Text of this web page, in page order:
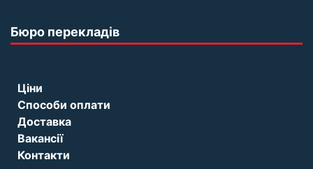
Бюро перекладів
Ціни
Способи оплати
Доставка
Вакансії
Контакти